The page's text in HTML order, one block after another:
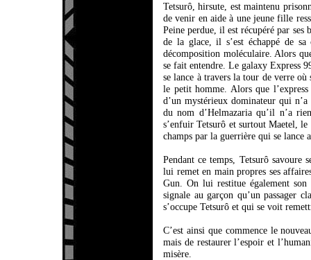
Tetsurô, hirsute, est maintenu
de venir en aide à une jeune fille
Peine perdue, il est récupéré par
de la glace, il s’est échappé de
décomposition moléculaire. Alors
se fait entendre. Le galaxy Express
se lance à travers la tour de verre
le petit homme. Alors que
d’un mystérieux dominateur qui
du nom d’Helmazaria qu’il n’a
s’enfuir Tetsurô et surtout Maetel,
champs par la guerrière qui se lance
Pendant ce temps, Tetsurô savoure
lui remet en main propres ses
Gun. On lui restitue également
signale au garçon qu’un passager
s’occupe Tetsurô et qui se voit
C’est ainsi que commence le
mais de restaurer l’espoir et
misère.